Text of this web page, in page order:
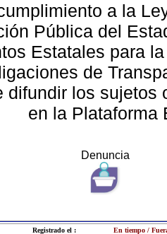
a la
Pública del
Estatales para
de
difundir los sujetos
en la Plataforma
Denuncia
Registrado el : En tiempo /